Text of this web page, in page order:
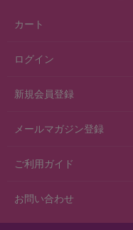
カート
ログイン
新規会員登録
メールマガジン登録
ご利用ガイド
お問い合わせ